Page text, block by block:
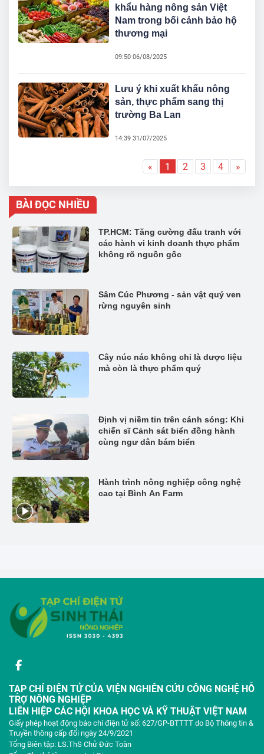
khẩu hàng nông sản Việt
Nam trong bối cảnh bảo hộ
thương mại
09:50 06/08/2025
Lưu ý khi xuất khẩu nông
sản, thực phẩm sang thị
trường Ba Lan
14:39 31/07/2025
« 1 2 3 4 »
BÀI ĐỌC NHIỀU
TP.HCM: Tăng cường đấu tranh với
các hành vi kinh doanh thực phẩm
không rõ nguồn gốc
Sâm Cúc Phương - sản vật quý ven
rừng nguyên sinh
Cây núc nác không chỉ là dược liệu
mà còn là thực phẩm quý
Định vị niềm tin trên cánh sóng: Khi
chiến sĩ Cảnh sát biển đồng hành
cùng ngư dân bám biển
Hành trình nông nghiệp công nghệ
cao tại Bình An Farm
TẠP CHÍ ĐIỆN TỬ CỦA VIỆN NGHIÊN CỨU CÔNG NGHỆ HỖ
TRỢ NÔNG NGHIỆP
LIÊN HIỆP CÁC HỘI KHOA HỌC VÀ KỸ THUẬT VIỆT NAM
Giấy phép hoạt động báo chí điện tử số: 627/GP-BTTTT do Bộ Thông tin &
Truyền thông cấp đổi ngày 24/9/2021
Tổng Biên tập: LS.ThS Chử Đức Toàn